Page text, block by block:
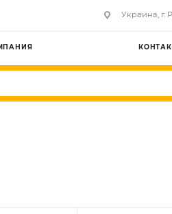
Украина, г.